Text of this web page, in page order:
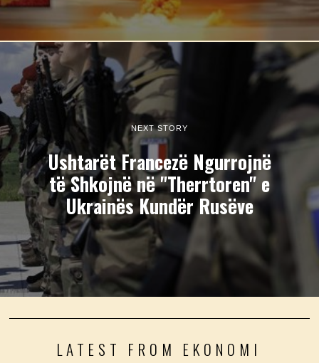
NEXT STORY
Ushtarët Francezë Ngurrojnë
të Shkojnë në "Therrtoren" e
Ukrainës Kundër Rusëve
LATEST FROM EKONOMI